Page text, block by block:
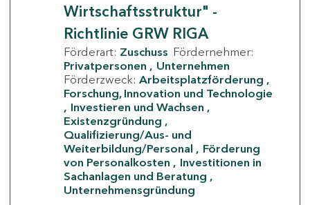
Wirtschaftsstruktur" -
Richtlinie GRW RIGA
Förderart: Zuschuss Fördernehmer:
Privatpersonen
Unternehmen
Förderzweck: Arbeitsplatzförderung
Forschung, Innovation und Technologie
Investieren und Wachsen
Existenzgründung
Qualifizierung/Aus- und
Weiterbildung/Personal
Förderung
von Personalkosten
Investitionen in
Sachanlagen und Beratung
Unternehmensgründung